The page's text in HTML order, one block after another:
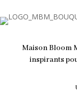
Maison Bloom
inspirants